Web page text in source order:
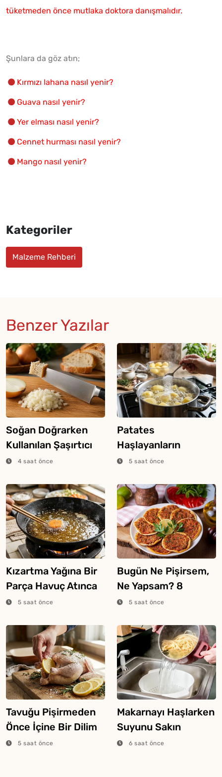
tüketmeden önce mutlaka doktora danışmalıdır.
Şunlara da göz atın;
Kırmızı lahana nasıl yenir?
Guava nasıl yenir?
Yer elması nasıl yenir?
Cennet hurması nasıl yenir?
Mango nasıl yenir?
Kategoriler
Malzeme Rehberi
Benzer Yazılar
Soğan Doğrarken
Kullanılan Şaşırtıcı
Ekmek Tekniği
4 saat önce
Patates
Haşlayanların
Bilmesi Gereken
5 saat önce
Kızartma Yağına Bir
Parça Havuç Atınca
Ne Olur?
5 saat önce
Bugün Ne Pişirsem,
Ne Yapsam? 8
Ağustos 2026
5 saat önce
Tavuğu Pişirmeden
Önce İçine Bir Dilim
Limon Atarsanız Ne
5 saat önce
Makarnayı Haşlarken
Suyunu Sakın
Dökmeyin
6 saat önce